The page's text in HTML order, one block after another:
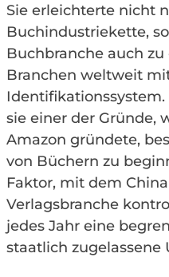
Sie erleichterte nicht
Buchindustriekette,
Buchbranche auch
Branchen weltweit
sie einer der Gründe,
Amazon gründete,
von Büchern zu
Faktor, mit dem
Verlagsbranche
jedes Jahr eine
staatlich